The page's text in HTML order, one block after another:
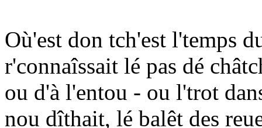
Où'est don tch'est l'temps
r'connaîssait lé pas dé
ou d'à l'entou - ou l'trot
nou dîthait, lé balêt des